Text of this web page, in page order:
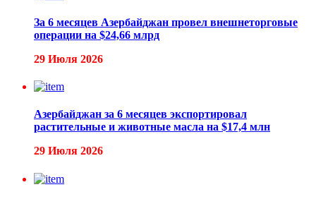
За 6 месяцев Азербайджан провел внешнеторговые
операции на $24,66 млрд
29 Июля 2026
Азербайджан за 6 месяцев экспортировал
растительные и животные масла на $17,4 млн
29 Июля 2026